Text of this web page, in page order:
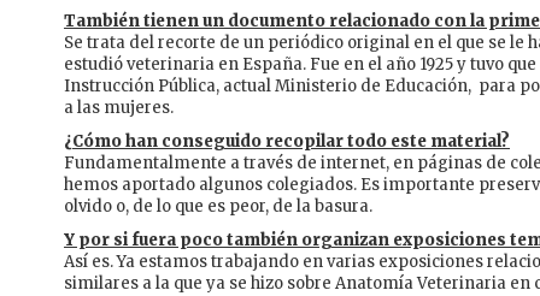
También tienen un documento relacionado con la
Se trata del recorte de un periódico original en el que se le
estudió veterinaria en España. Fue en el año 1925 y tuvo
Instrucción Pública, actual Ministerio de Educación, para
a las mujeres.
¿Cómo han conseguido recopilar todo este material?
Fundamentalmente a través de internet, en páginas de
hemos aportado algunos colegiados. Es importante
olvido o, de lo que es peor, de la basura.
Y por si fuera poco también organizan exposiciones
Así es. Ya estamos trabajando en varias exposiciones
similares a la que ya se hizo sobre Anatomía Veterinaria